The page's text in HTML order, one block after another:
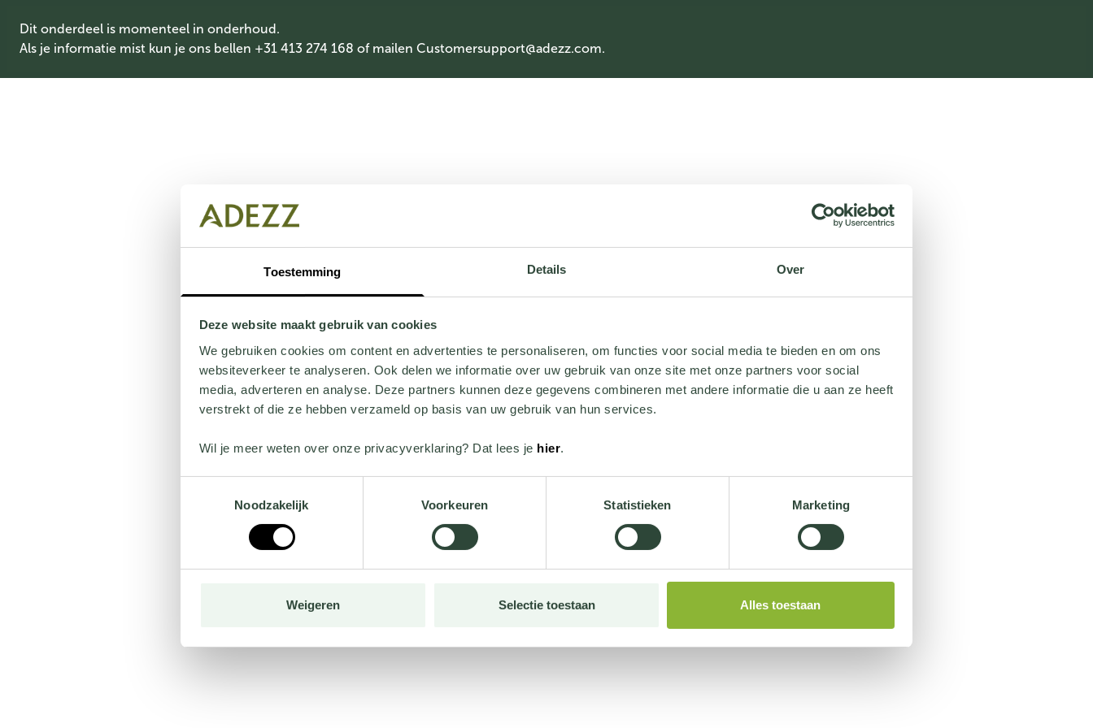
Toestemming Details Over
Deze website maakt gebruik van cookies
We gebruiken cookies om content en advertenties te personaliseren, om functies voor social media te bieden en om ons
websiteverkeer te analyseren. Ook delen we informatie over uw gebruik van onze site met onze partners voor social
media, adverteren en analyse. Deze partners kunnen deze gegevens combineren met andere informatie die u aan ze heeft
verstrekt of die ze hebben verzameld op basis van uw gebruik van hun services.
Wil je meer weten over onze privacyverklaring? Dat lees je hier.
Noodzakelijk
Voorkeuren Statistieken Marketing
Weigeren Selectie toestaan Alles toestaan
Dit onderdeel is momenteel in onderhoud.
Als je informatie mist kun je ons bellen +31 413 274 168 of mailen Customersupport@adezz.com.